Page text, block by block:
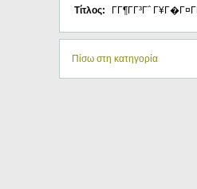
Τίτλος: ΓΓ¶ΓΓ³Γ΅
Πίσω στη κατηγορία